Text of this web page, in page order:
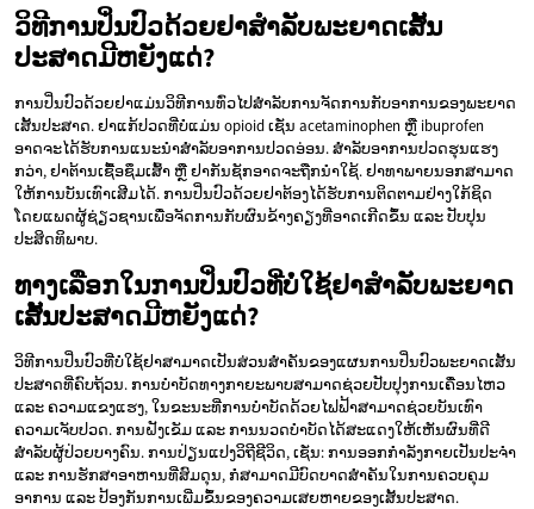
ວິທີການປິ່ນປົວດ້ວຍຢາສຳລັບພະຍາດເສັ້ນ
ປະສາດມີຫຍັງແດ່?
ການປິ່ນປົວດ້ວຍຢາແມ່ນວິທີການທົ່ວໄປສຳລັບການຈັດການກັບອາການຂອງພະຍາດ
ເສັ້ນປະສາດ. ຢາແກ້ປວດທີ່ບໍ່ແມ່ນ opioid ເຊັ່ນ acetaminophen ຫຼື ibuprofen
ອາດຈະໄດ້ຮັບການແນະນຳສຳລັບອາການປວດອ່ອນ. ສຳລັບອາການປວດຮຸນແຮງ
ກວ່າ, ຢາຕ້ານເຊື້ອຊຶມເສົ້າ ຫຼື ຢາກັນຊັກອາດຈະຖືກນຳໃຊ້. ຢາທາພາຍນອກສາມາດ
ໃຫ້ການບັນເທົາເສີມໄດ້. ການປິ່ນປົວດ້ວຍຢາຕ້ອງໄດ້ຮັບການຕິດຕາມຢ່າງໃກ້ຊິດ
ໂດຍແພດຜູ້ຊ່ຽວຊານເພື່ອຈັດການກັບຜົນຂ້າງຄຽງທີ່ອາດເກີດຂຶ້ນ ແລະ ປັບປຸນ
ປະສິດທິພາບ.
ທາງເລືອກໃນການປິ່ນປົວທີ່ບໍ່ໃຊ້ຢາສຳລັບພະຍາດ
ເສັ້ນປະສາດມີຫຍັງແດ່?
ວິທີການປິ່ນປົວທີ່ບໍ່ໃຊ້ຢາສາມາດເປັນສ່ວນສຳຄັນຂອງແຜນການປິ່ນປົວພະຍາດເສັ້ນ
ປະສາດທີ່ຄົບຖ້ວນ. ການບຳບັດທາງກາຍະພາບສາມາດຊ່ວຍປັບປຸງການເຄື່ອນໄຫວ
ແລະ ຄວາມແຂງແຮງ, ໃນຂະນະທີ່ການບຳບັດດ້ວຍໄຟຟ້າສາມາດຊ່ວຍບັນເທົາ
ຄວາມເຈັບປວດ. ການຝັງເຂັມ ແລະ ການນວດບຳບັດໄດ້ສະແດງໃຫ້ເຫັນຜົນທີ່ດີ
ສຳລັບຜູ້ປ່ວຍບາງຄົນ. ການປ່ຽນແປງວິຖີຊີວິດ, ເຊັ່ນ: ການອອກກຳລັງກາຍເປັນປະຈຳ
ແລະ ການຮັກສາອາຫານທີ່ສົມດຸນ, ກໍ່ສາມາດມີບົດບາດສຳຄັນໃນການຄວບຄຸມ
ອາການ ແລະ ປ້ອງກັນການເພີ່ມຂຶ້ນຂອງຄວາມເສຍຫາຍຂອງເສັ້ນປະສາດ.